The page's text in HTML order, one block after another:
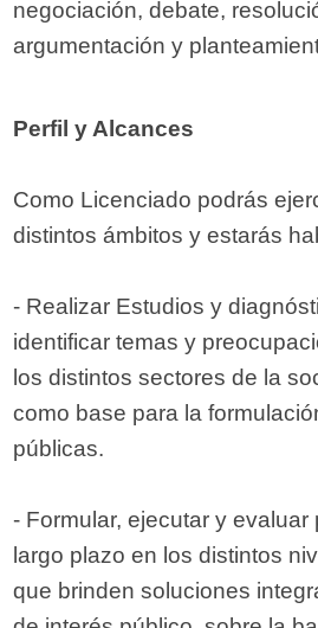
negociación, debate,
argumentación y
Perfil y Alcances
Como Licenciado podrás
distintos ámbitos y estarás
- Realizar Estudios y
identificar temas y
los distintos sectores de la
como base para la
públicas.
- Formular, ejecutar y
largo plazo en los distintos
que brinden soluciones